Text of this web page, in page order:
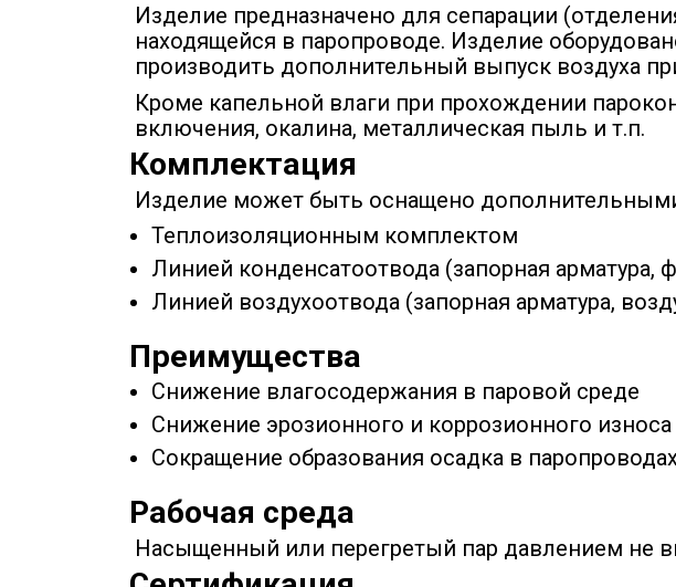
Изделие предназначено для сепарации
находящейся в паропроводе. Изделие
производить дополнительный выпуск воздуха
Кроме капельной влаги при прохождении
включения, окалина, металлическая пыль и т.п.
Комплектация
Изделие может быть оснащено
Теплоизоляционным комплектом
Линией конденсатоотвода (запорная арматура,
Линией воздухоотвода (запорная арматура,
Преимущества
Снижение влагосодержания в паровой среде
Снижение эрозионного и коррозионного
Сокращение образования осадка в
Рабочая среда
Насыщенный или перегретый пар давлением не